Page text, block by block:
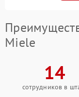
Miele
14
сотрудников в